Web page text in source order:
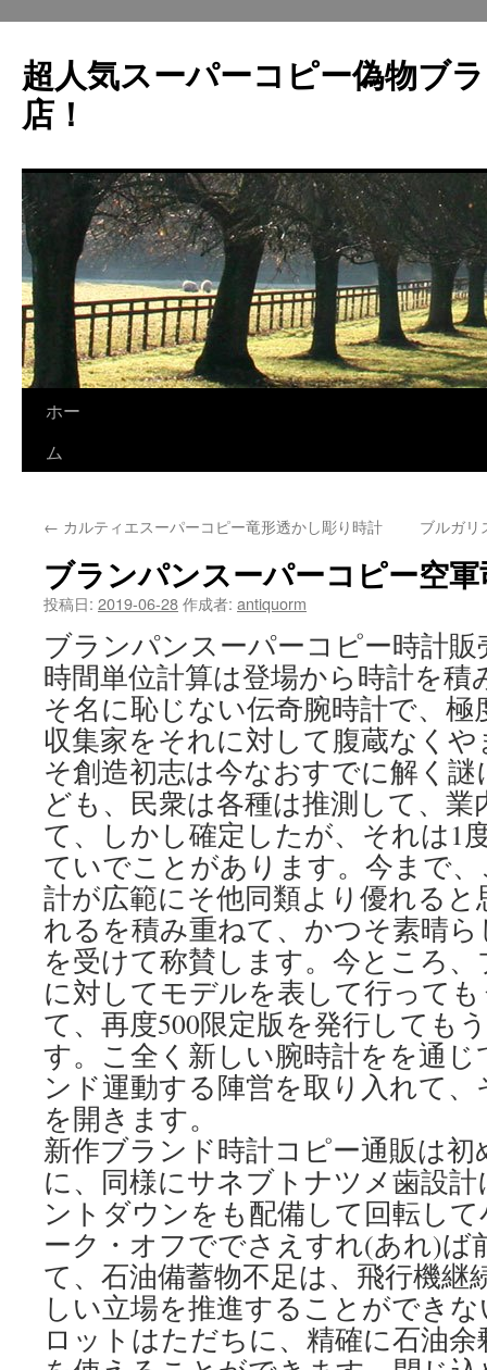
超人気スーパーコピー偽物ブ
店！
コ
ン
ツ
へ
ッ
プ
ホー
ム
← カルティエスーパーコピー竜形透かし彫り時計 ブルガ
ブランパンスーパーコピー空
投稿日: 2019-06-28作成者: antiquorm
ブランパンスーパーコピー時計
時間単位計算は登場から時計を積
そ名に恥じない伝奇腕時計で、極
収集家をそれに対して腹蔵なく
そ創造初志は今なおすでに解く
ども、民衆は各種は推測して、
て、しかし確定したが、それは1
ていでことがあります。今まで
計が広範にそ他同類より優れる
れるを積み重ねて、かつそ素晴
を受けて称賛します。今ところ
に対してモデルを表して行って
て、再度500限定版を発行しても
す。こ全く新しい腕時計をを通
ンド運動する陣営を取り入れて
を開きます。
新作ブランド時計コピー通販は
に、同様にサネブトナツメ歯設
ントダウンをも配備して回転し
ーク・オフででさえすれ(あれ)ば
て、石油備蓄物不足は、飛行機継
しい立場を推進することができ
ロットはただちに、精確に石油